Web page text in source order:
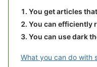
You get articles
You can efficiently
You can use dark
What you can do with